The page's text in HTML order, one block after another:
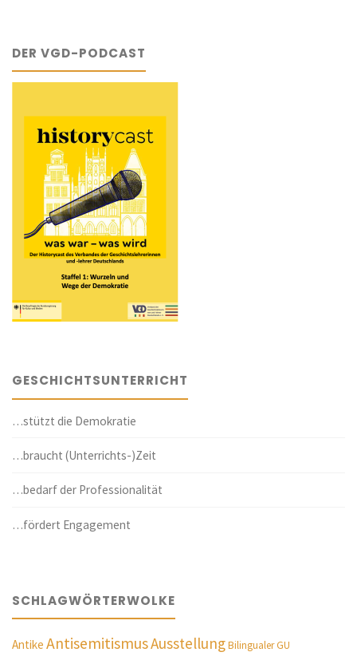
DER VGD-PODCAST
GESCHICHTSUNTERRICHT
…stützt die Demokratie
…braucht (Unterrichts-)Zeit
…bedarf der Professionalität
…fördert Engagement
SCHLAGWÖRTERWOLKE
Antike AntisemitismusAusstellungBilingualer GU